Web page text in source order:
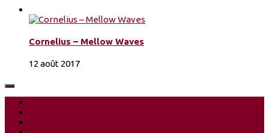
Cornelius – Mellow Waves
12 août 2017